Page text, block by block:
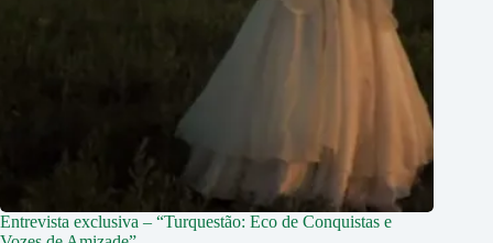
Entrevista exclusiva – “Turquestão: Eco de Conquistas e